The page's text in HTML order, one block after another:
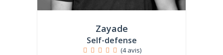
Zayade
Self-defense
(4 avis)